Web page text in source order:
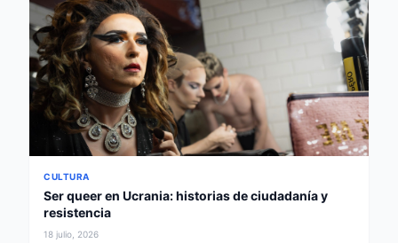
CULTURA
Ser queer en Ucrania: historias de ciudadanía y
resistencia
18 julio, 2026